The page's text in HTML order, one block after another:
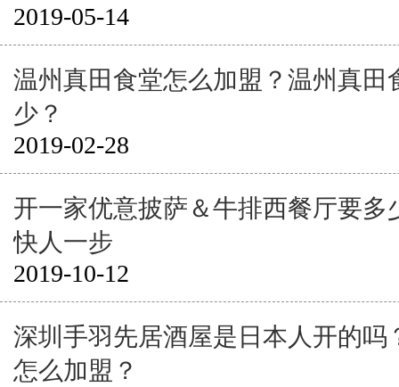
2019-05-14
温州真田食堂怎么加盟？温州真田
少？
2019-02-28
开一家优意披萨＆牛排西餐厅要多
快人一步
2019-10-12
深圳手羽先居酒屋是日本人开的吗
怎么加盟？